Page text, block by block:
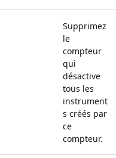
Supprimez
le
compteur
qui
désactive
tous les
instrument
s créés par
ce
compteur.